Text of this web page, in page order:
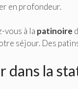
en profondeur.
vous à la patinoire
séjour. Des
dans la